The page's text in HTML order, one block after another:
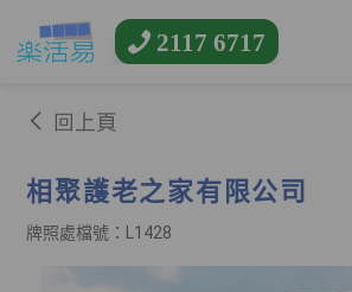
2117 6717
回上頁
相聚護老之家有限公司
牌照處檔號：L1428